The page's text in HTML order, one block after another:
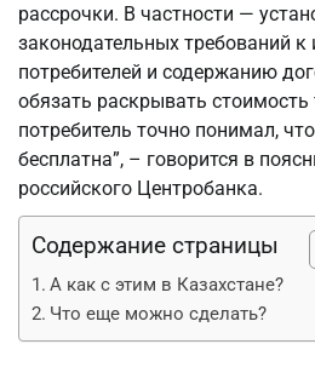
рассрочки. В частности —
законодательных требований
потребителей и содержанию
обязать раскрывать
потребитель точно понимал,
бесплатна”, – говорится в
российского Центробанка.
Содержание страницы
А как с этим в Казахстане?
Что еще можно сделать?